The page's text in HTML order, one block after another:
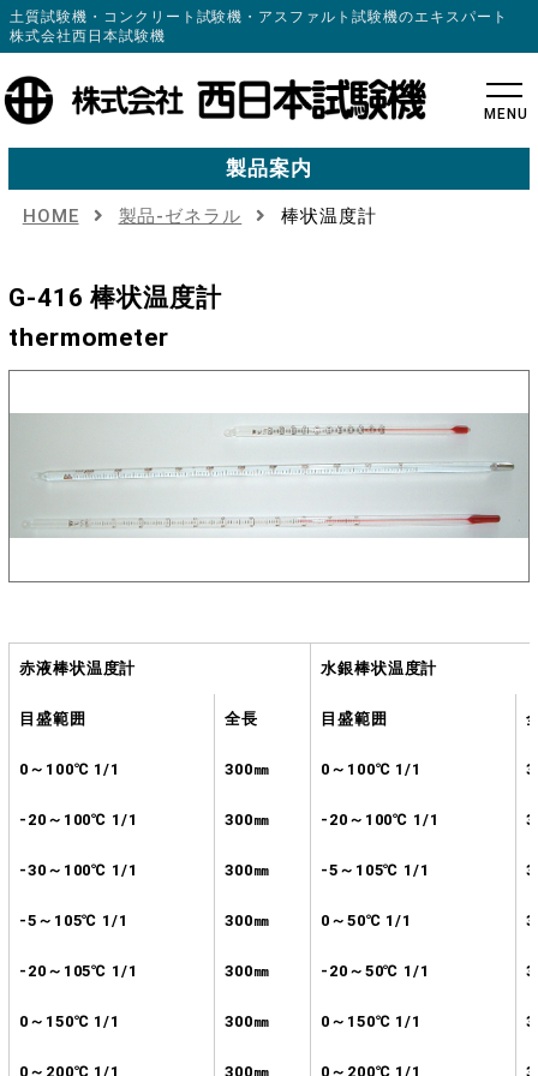
土質試験機・コンクリート試験機・アスファルト試験機のエキスパート
株式会社西日本試験機
MENU
製品案内
HOME 製品-ゼネラル 棒状温度計
G-416 棒状温度計
thermometer
赤液棒状温度計 水銀棒状温度計
目盛範囲 全長 目盛範囲
0～100℃ 1/1 300㎜ 0～100℃ 1/1
-20～100℃ 1/1 300㎜ -20～100℃ 1/1
-30～100℃ 1/1 300㎜ -5～105℃ 1/1
-5～105℃ 1/1 300㎜ 0～50℃ 1/1
-20～105℃ 1/1 300㎜ -20～50℃ 1/1
0～150℃ 1/1 300㎜ 0～150℃ 1/1
0～200℃ 1/1 300㎜ 0～200℃ 1/1